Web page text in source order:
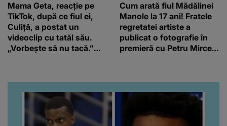
Mama Geta, reacție pe
TikTok, după ce fiul ei,
Culiță, a postat un
videoclip cu tatăl său.
„Vorbește să nu tacă.”
Cum arată fiul Mădălinei
Manole la 17 ani! Fratele
regretatei artiste a
publicat o fotografie în
premieră cu Petru Mircea